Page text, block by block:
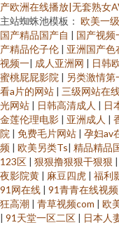
产欧洲在线播放|无套熟女
主站蜘蛛池模板： 欧美一
国产精品国产自 | 国产视频
产精品伦子伦 | 亚洲国产色
视频一| 成人亚洲网 | 日韩
蜜桃屁屁影院 | 另类激情第
看a片的网站 | 三级网站在
光网站 | 日韩高清成人 | 日
金莲伦理电影 | 亚洲成人 |
院 | 免费毛片网站 | 孕妇av
频 | 欧美另类Ts| 精品精品
123区 | 狠狠撸狠狠干狠狠 |
夜影院黄 | 麻豆四虎 | 福利
91网在线 | 91青青在线视频
狂高潮 | 青草视频com | 欧
| 91天堂一区二区 | 日本人